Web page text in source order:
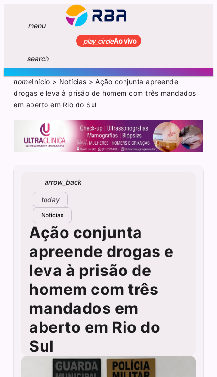
menu
play_circleAo vivo
search
homeInício > Notícias >Ação conjunta apreende
drogas e leva à prisão de homem com três mandados
em aberto em Rio do Sul
arrow_back
today
Notícias
Ação conjunta
apreende drogas e
leva à prisão de
homem com três
mandados em
aberto em Rio do
Sul